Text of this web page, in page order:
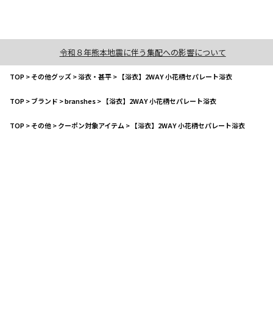
令和８年熊本地震に伴う集配への影響について
TOP>その他グッズ>浴衣・甚平> 【浴衣】2WAY 小花柄セパレート浴衣
TOP>ブランド >branshes> 【浴衣】2WAY 小花柄セパレート浴衣
TOP>その他>クーポン対象アイテム > 【浴衣】2WAY 小花柄セパレート浴衣